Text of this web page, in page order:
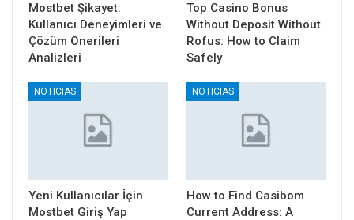
Mostbet Şikayet:
Kullanıcı Deneyimleri ve
Çözüm Önerileri
Analizleri
Top Casino Bonus
Without Deposit Without
Rofus: How to Claim
Safely
NOTICIAS
Yeni Kullanıcılar İçin
Mostbet Giriş Yap
NOTICIAS
How to Find Casibom
Current Address: A